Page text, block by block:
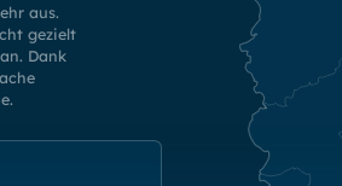
aus.
gezielt
Dank